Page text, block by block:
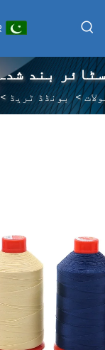
بند
>بونڈڈ ٹریڈ